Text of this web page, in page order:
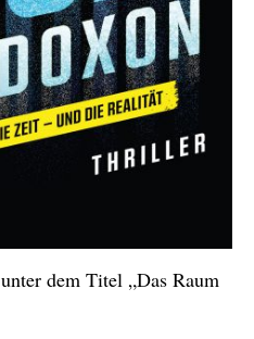
unter dem Titel „Das Raum